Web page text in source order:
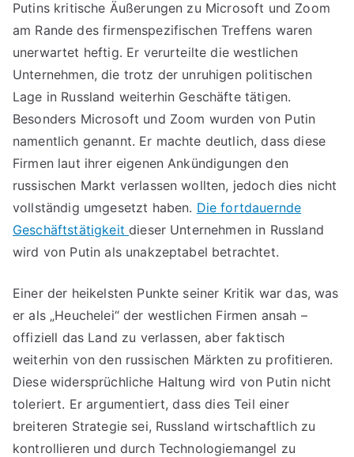
Putins kritische Äußerungen zu Microsoft und Zoom
am Rande des firmenspezifischen Treffens waren
unerwartet heftig. Er verurteilte die westlichen
Unternehmen, die trotz der unruhigen politischen
Lage in Russland weiterhin Geschäfte tätigen.
Besonders Microsoft und Zoom wurden von Putin
namentlich genannt. Er machte deutlich, dass diese
Firmen laut ihrer eigenen Ankündigungen den
russischen Markt verlassen wollten, jedoch dies nicht
vollständig umgesetzt haben. Die fortdauernde
Geschäftstätigkeitdieser Unternehmen in Russland
wird von Putin als unakzeptabel betrachtet.
Einer der heikelsten Punkte seiner Kritik war das, was
er als „Heuchelei“ der westlichen Firmen ansah –
offiziell das Land zu verlassen, aber faktisch
weiterhin von den russischen Märkten zu profitieren.
Diese widersprüchliche Haltung wird von Putin nicht
toleriert. Er argumentiert, dass dies Teil einer
breiteren Strategie sei, Russland wirtschaftlich zu
kontrollieren und durch Technologiemangel zu